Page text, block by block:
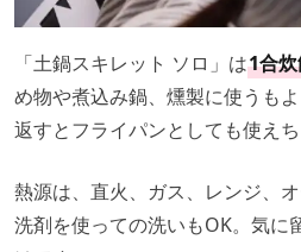
「土鍋スキレット ソロ」は1合
め物や煮込み鍋、燻製に使うも
返すとフライパンとしても使えち
熱源は、直火、ガス、レンジ、
洗剤を使っての洗いもOK。気に